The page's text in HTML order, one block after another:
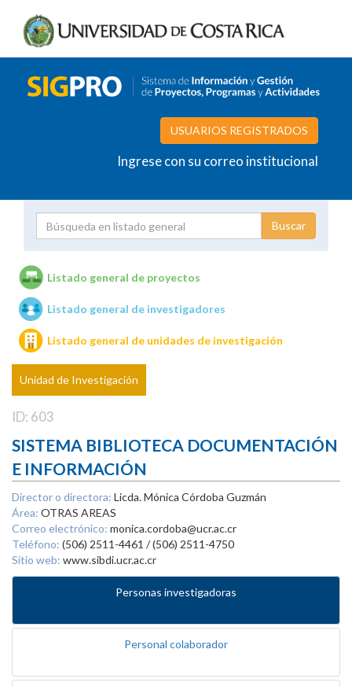
USUARIOS REGISTRADOS
Ingrese con su correo institucional
Unidades de investigación
Listado general de proyectos
Listado general de investigadores
Listado general de unidades de investigación
Unidad de Investigación
ID: 603
SISTEMA BIBLIOTECA DOCUMENTACIÓN
E INFORMACIÓN
Director o directora: Licda. Mónica Córdoba Guzmán
Área: OTRAS AREAS
Correo electrónico: monica.cordoba@ucr.ac.cr
Teléfono: (506) 2511-4461 / (506) 2511-4750
Sitio web: www.sibdi.ucr.ac.cr
Personas investigadoras
Personal colaborador